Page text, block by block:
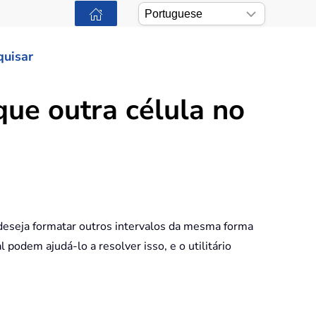
outra célula no
formatar outros intervalos da mesma forma
podem ajudá-lo a resolver isso, e o utilitário